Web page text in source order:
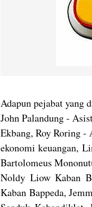
Adapun pejabat yang
John Palandung -
Ekbang, Roy Roring -
ekonomi keuangan,
Bartolomeus
Noldy Liow Kaban
Kaban Bappeda,